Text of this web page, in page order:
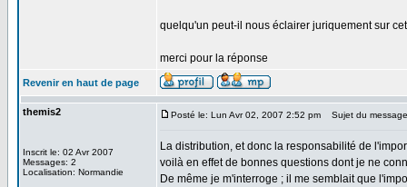
quelqu'un peut-il nous éclairer juriquement sur
merci pour la réponse
Revenir en haut de page
themis2
Inscrit le: 02 Avr 2007
Messages: 2
Localisation: Normandie
Posté le: Lun Avr 02, 2007 2:52 pm Sujet du
La distribution, et donc la responsabilité de
voilà en effet de bonnes questions dont je ne
De même je m'interroge ; il me semblait que